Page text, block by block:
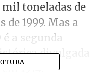
mil toneladas de
de 1999. Mas a
a segunda
divulgada
1974.